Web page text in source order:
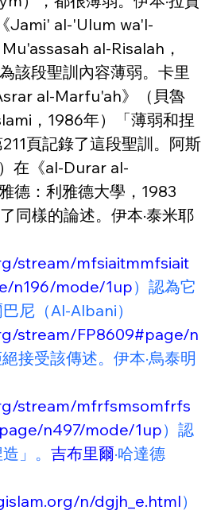
Jami' al-'Ulum wa'l-
al-Risalah，
該段聖訓內容薄弱。卡里
al-Marfu'ah》（貝魯
，1986年）「薄弱和捏
頁記錄了這段聖訓。阿斯
在《al-Durar al-
德：利雅德大學，1983
同樣的論述。伊本·泰米耶
stream/mfsiaitmmfsiait
n196/mode/1up）認為它
尼（Al-Albani）
stream/FP8609#page/n
接受該傳述。伊本·烏泰明
stream/mfrfsmsomfrfs
n497/mode/1up）認
」。 吉布里爾·哈達德
n/dgjh_e.html）